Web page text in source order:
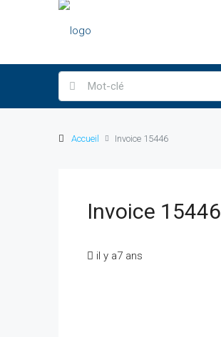
Accueil Invoice 15446
Invoice 15446
il y a7 ans